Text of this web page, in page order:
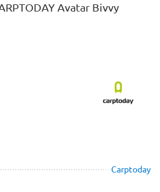
Avatar Bivvy
Carptoday